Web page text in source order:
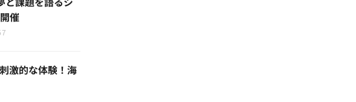
催
激的な体験！海